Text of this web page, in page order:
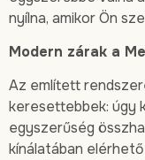
nyílna, amikor Ön
Modern zárak a
Az említett
keresettebbek: úgy
egyszerűség
kínálatában